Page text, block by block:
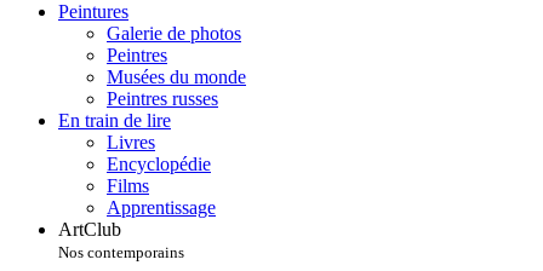
Peintures
Galerie de photos
Peintres
Musées du monde
Peintres russes
En train de lire
Livres
Encyclopédie
Films
Apprentissage
ArtClub
Nos contemporains